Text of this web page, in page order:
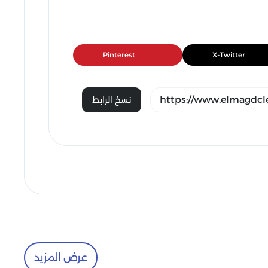
X-Twitter
Pinterest
نسخ الرابط
عرض المزيد